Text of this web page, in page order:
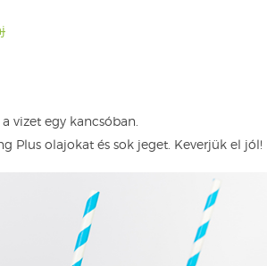
vizet egy kancsóban.
Plus olajokat és sok jeget. Keverjük el jól!